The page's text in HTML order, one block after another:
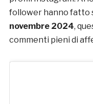
follower hanno fatto
novembre 2024,
commenti pieni di